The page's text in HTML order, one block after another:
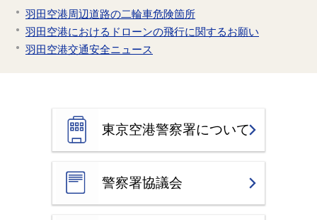
羽田空港周辺道路の二輪車危険箇所
羽田空港におけるドローンの飛行に関するお願い
羽田空港交通安全ニュース
東京空港警察署について
警察署協議会